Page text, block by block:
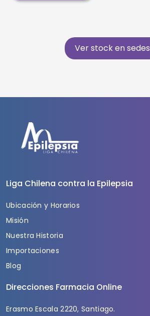
Ver stock en sedes
Liga Chilena contra la Epilepsia
Ubicación y Horarios
Misión
Nuestra Historia
Importaciones
Blog
Direcciones Farmacia Online
Erasmo Escala 2220, Santiago.